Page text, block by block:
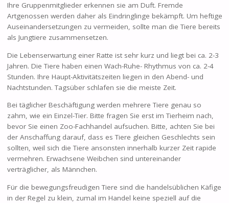
Ihre Gruppenmitglieder erkennen sie am Duft. Fremde
Artgenossen werden daher als Eindringlinge bekämpft. Um heftige
Auseinandersetzungen zu vermeiden, sollte man die Tiere bereits
als Jungtiere zusammensetzen.
Die Lebenserwartung einer Ratte ist sehr kurz und liegt bei ca. 2-3
Jahren. Die Tiere haben einen Wach-Ruhe- Rhythmus von ca. 2-4
Stunden. Ihre Haupt-Aktivitätszeiten liegen in den Abend- und
Nachtstunden. Tagsüber schlafen sie die meiste Zeit.
Bei täglicher Beschäftigung werden mehrere Tiere genau so
zahm, wie ein Einzel-Tier. Bitte fragen Sie erst im Tierheim nach,
bevor Sie einen Zoo-Fachhandel aufsuchen. Bitte, achten Sie bei
der Anschaffung darauf, dass es Tiere gleichen Geschlechts sein
sollten, weil sich die Tiere ansonsten innerhalb kurzer Zeit rapide
vermehren. Erwachsene Weibchen sind untereinander
verträglicher, als Männchen.
Für die bewegungsfreudigen Tiere sind die handelsüblichen Käfige
in der Regel zu klein, zumal im Handel keine speziell auf die